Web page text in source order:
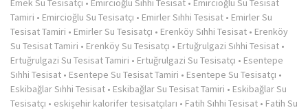
Emek Su Tesisatçı • Emircioğlu Sıhhi Tesisat • Emircioğlu Su Tesisat
Tamiri • Emircioğlu Su Tesisatçı • Emirler Sıhhi Tesisat • Emirler Su
Tesisat Tamiri • Emirler Su Tesisatçı • Erenköy Sıhhi Tesisat • Erenköy
Su Tesisat Tamiri • Erenköy Su Tesisatçı • Ertuğrulgazi Sıhhi Tesisat •
Ertuğrulgazi Su Tesisat Tamiri • Ertuğrulgazi Su Tesisatçı • Esentepe
Sıhhi Tesisat • Esentepe Su Tesisat Tamiri • Esentepe Su Tesisatçı •
Eskibağlar Sıhhi Tesisat • Eskibağlar Su Tesisat Tamiri • Eskibağlar Su
Tesisatçı • eskişehir kalorifer tesisatçıları • Fatih Sıhhi Tesisat • Fatih Su